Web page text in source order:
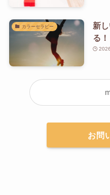
カラーセラピー
新
る！
お問